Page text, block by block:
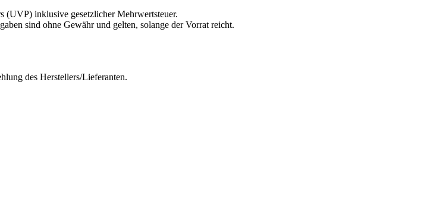
(UVP) inklusive gesetzlicher Mehrwertsteuer.
sind ohne Gewähr und gelten, solange der Vorrat reicht.
des Herstellers/Lieferanten.